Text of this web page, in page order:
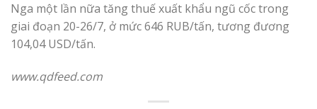
Nga một lần nữa tăng thuế xuất khẩu ngũ cốc trong
giai đoạn 20-26/7, ở mức 646 RUB/tấn, tương đương
104,04 USD/tấn.
www.qdfeed.com